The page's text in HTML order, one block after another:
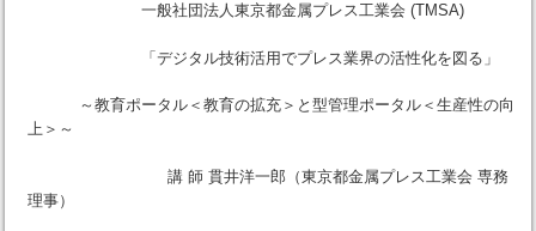
一般社団法人東京都金属プレス工業会 (TMSA)
「デジタル技術活用でプレス業界の活性化を図る」
～教育ポータル＜教育の拡充＞と型管理ポータル＜生産性の向
上＞～
講 師 貫井洋一郎（東京都金属プレス工業会 専務
理事）